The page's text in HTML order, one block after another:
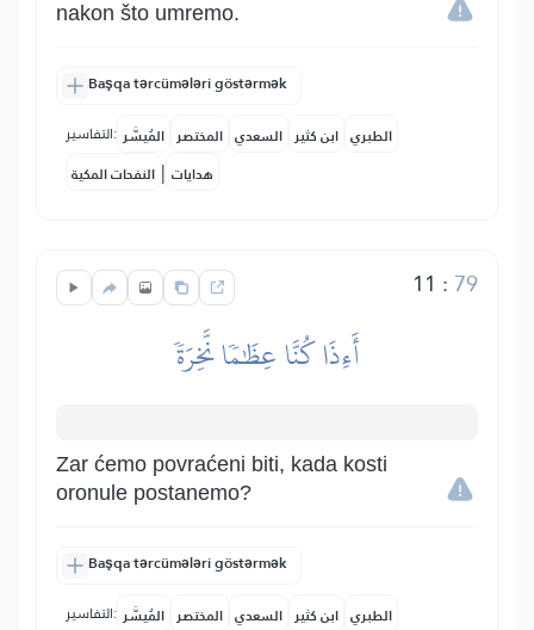
nakon što umremo.
Başqa tərcümələri göstərmək
التفاسير: المُيسَّر المختصر السعدي ابن كثير الطبري
النفحات المكية | هدايات
11 : 79
أَءِذَا كُنَّا عِظَٰمٗا نَّخِرَةٗ
Zar ćemo povraćeni biti, kada kosti
oronule postanemo?
Başqa tərcümələri göstərmək
التفاسير: المُيسَّر المختصر السعدي ابن كثير الطبري